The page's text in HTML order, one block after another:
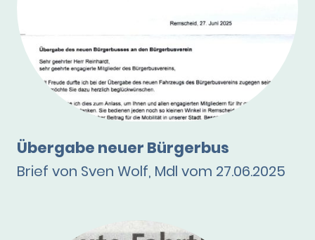
Übergabe neuer Bürgerbus
Brief von Sven Wolf, Mdl vom 27.06.2025